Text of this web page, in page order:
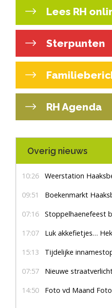
Lees RH
Sterpunten
RH Agenda
Overig nieuws
10:26 Weerstation
09:51 Boekenmarkt Haaksbergen
07:16 Stoppelhaenefeest bij
17:07 Luk akkefietjes…
15:13 Tijdelijke
07:57 Nieuwe
14:50 Foto vd Maand